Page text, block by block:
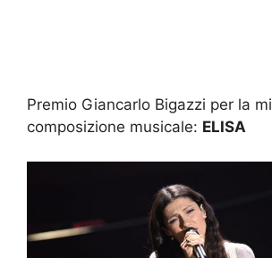
Premio Giancarlo Bigazzi per la
composizione musicale: ELISA